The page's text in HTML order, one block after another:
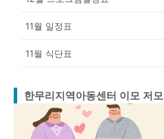
11월 일정표
11월 식단표
한무리지역아동센터 이모 저모